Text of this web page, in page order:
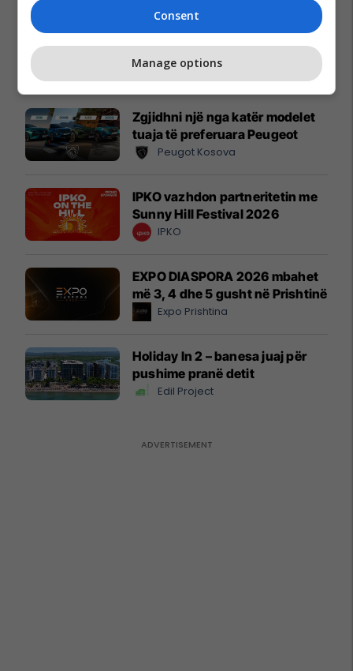
Reklamo këtu
Zgjidhni një nga katër modelet
tuaja të preferuara Peugeot
Peugot Kosova
IPKO vazhdon partneritetin me
Sunny Hill Festival 2026
IPKO
EXPO DIASPORA 2026 mbahet
më 3, 4 dhe 5 gusht në Prishtinë
Expo Prishtina
Holiday In 2 – banesa juaj për
pushime pranë detit
Edil Project
Consent
Manage options